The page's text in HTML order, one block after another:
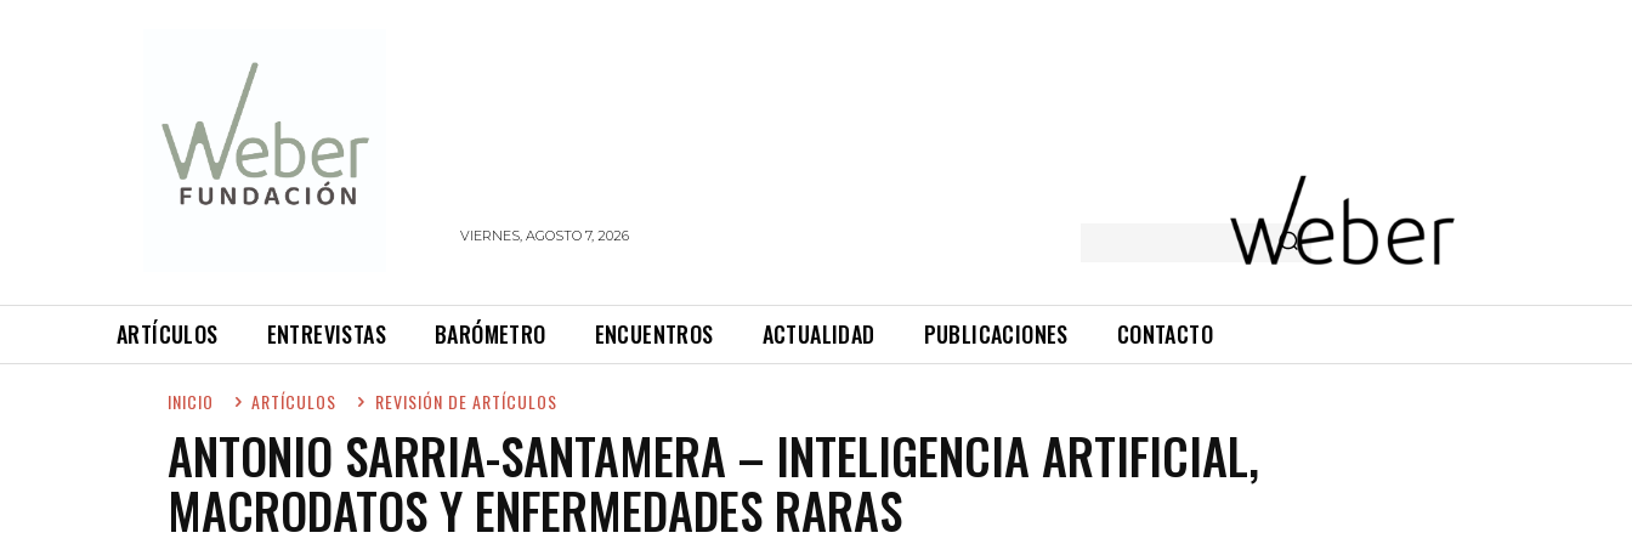
VIERNES, AGOSTO 7, 2026
ARTÍCULOS ENTREVISTAS BARÓMETRO ENCUENTROS ACTUALIDAD PUBLICACIONES CONTACTO
INICIO ARTÍCULOS REVISIÓN DE ARTÍCULOS
ANTONIO SARRIA-SANTAMERA – INTELIGENCIA ARTIFICIAL,
MACRODATOS Y ENFERMEDADES RARAS